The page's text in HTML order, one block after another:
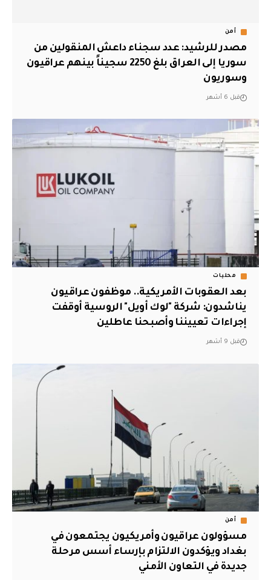
أمن
مصدر للرشيد: عدد سجناء داعش المنقولين من
سوريا إلى العراق بلغ 2250 سجيناً بينهم عراقيون
وسوريون
قبل 6 أشهر
محليات
بعد العقوبات الأمريكية.. موظفون عراقيون
يناشدون: شركة "لوك أويل" الروسية أوقفت
إجراءات تعييننا وأصبحنا عاطلين
قبل 9 أشهر
أمن
مسؤولون عراقيون وأمريكيون يجتمعون في
بغداد ويؤكدون الالتزام بإرساء أسس مرحلة
جديدة في التعاون الأمني